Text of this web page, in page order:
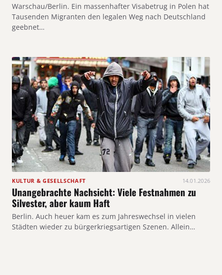
Warschau/Berlin. Ein massenhafter Visabetrug in Polen hat
Tausenden Migranten den legalen Weg nach Deutschland
geebnet…
KULTUR & GESELLSCHAFT 14.01.2026
Unangebrachte Nachsicht: Viele Festnahmen zu
Silvester, aber kaum Haft
Berlin. Auch heuer kam es zum Jahreswechsel in vielen
Städten wieder zu bürgerkriegsartigen Szenen. Allein…